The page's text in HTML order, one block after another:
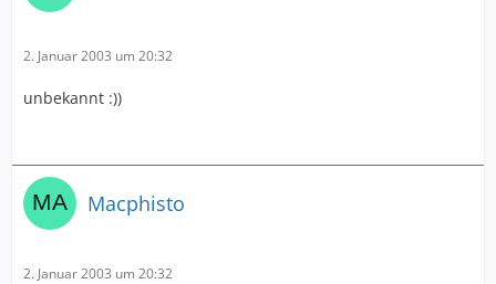
2. Januar 2003 um 20:32
unbekannt :))
Macphisto
2. Januar 2003 um 20:32